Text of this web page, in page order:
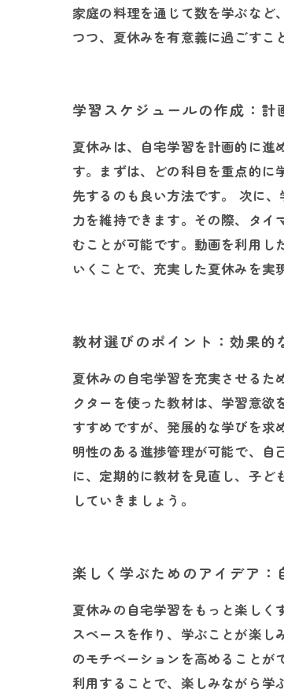
家庭の料理を通じて数を学ぶなど
つつ、夏休みを有意義に過ごすこ
学習スケジュールの作成：計
夏休みは、自宅学習を計画的に進
す。まずは、どの科目を重点的に
先するのも良い方法です。 次に
力を維持できます。その際、タイ
むことが可能です。動画を利用し
いくことで、充実した夏休みを実
教材選びのポイント：効果的
夏休みの自宅学習を充実させるた
クターを使った教材は、学習意
すすめですが、発展的な学びを求
明性のある進捗管理が可能で、自
に、定期的に教材を見直し、子
していきましょう。
楽しく学ぶためのアイデア：
夏休みの自宅学習をもっと楽しく
スペースを作り、学ぶことが楽し
のモチベーションを高めることが
利用することで、楽しみながら学